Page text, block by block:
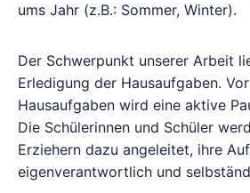
ums Jahr (z.B.: Sommer, Winter).
Der Schwerpunkt unserer Arbeit
Erledigung der Hausaufgaben.
Hausaufgaben wird eine aktive
Die Schülerinnen und Schüler
Erziehern dazu angeleitet, ihre
eigenverantwortlich und